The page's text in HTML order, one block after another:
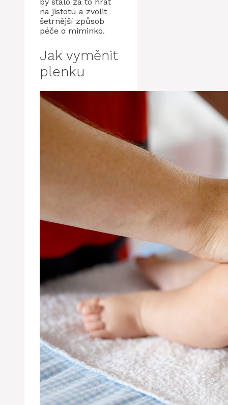
by stálo za to hrát
na jistotu a zvolit
šetrnější způsob
péče o miminko.
Jak vyměnit
plenku